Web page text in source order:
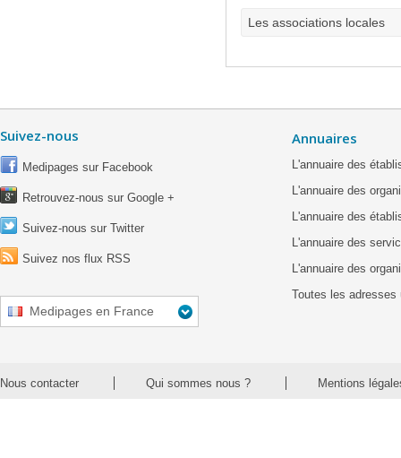
Les associations locales
Suivez-nous
Medipages sur Facebook
Retrouvez-nous sur Google +
Suivez-nous sur Twitter
Suivez nos flux RSS
Medipages en France
Annuaires
L'annuaire des
L'annuaire des
L'annuaire des
L'annuaire des
L'annuaire des
Toutes les adresses
Nous contacter Qui sommes nous ? Mentions